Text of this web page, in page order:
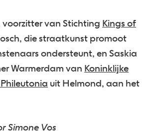
voorzitter van Stichting Kings of
die straatkunst promoot
ondersteunt, en Saskia
Warmerdam van Koninklijke
uit Helmond, aan het
Simone Vos